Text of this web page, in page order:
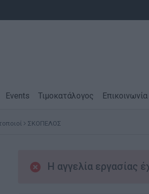
Events Τιμοκατάλογος Επικοινωνία
ΣΚΟΠΕΛΟΣ
Η αγγελία εργασίας